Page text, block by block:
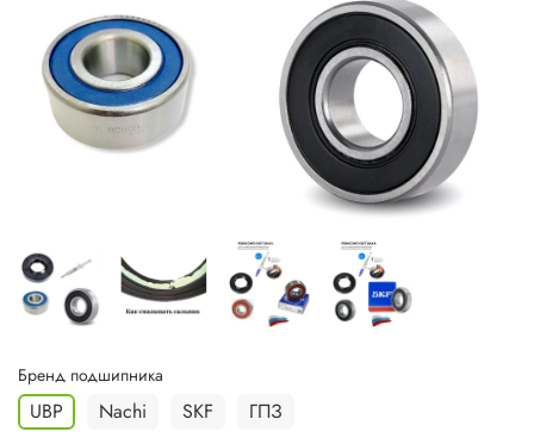
Бренд подшипника
UBP Nachi SKF ГПЗ